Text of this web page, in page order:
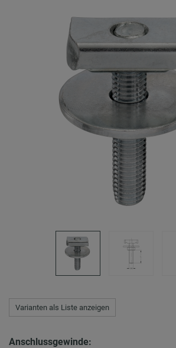
Varianten als Liste anzeigen
Anschlussgewinde: